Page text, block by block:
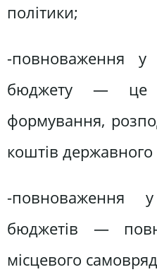
політики;
-повноваження у
бюджету — це
формування,
коштів
-повноваження
бюджетів —
місцевого